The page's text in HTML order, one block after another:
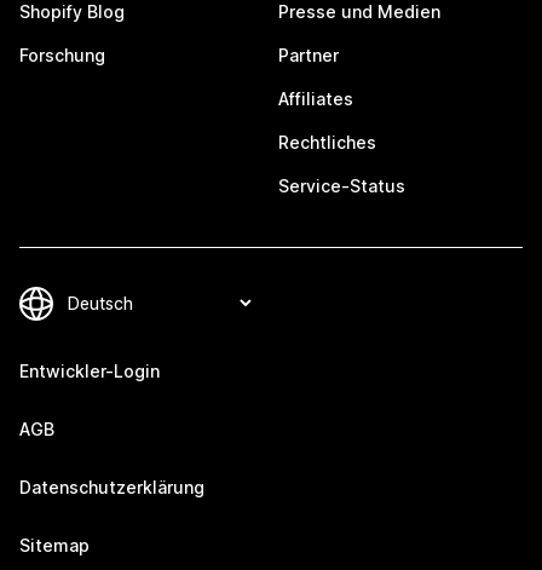
Shopify Blog
Forschung
Presse und Medien
Partner
Affiliates
Rechtliches
Service-Status
Entwickler-Login
AGB
Datenschutzerklärung
Sitemap